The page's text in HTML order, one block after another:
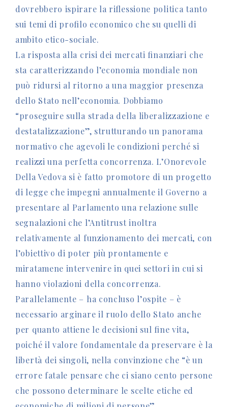
dovrebbero ispirare la riflessione politica tanto
sui temi di profilo economico che su quelli di
ambito etico-sociale.
La risposta alla crisi dei mercati finanziari che
sta caratterizzando l’economia mondiale non
può ridursi al ritorno a una maggior presenza
dello Stato nell’economia. Dobbiamo
“proseguire sulla strada della liberalizzazione e
destatalizzazione”, strutturando un panorama
normativo che agevoli le condizioni perché si
realizzi una perfetta concorrenza. L’Onorevole
Della Vedova si è fatto promotore di un progetto
di legge che impegni annualmente il Governo a
presentare al Parlamento una relazione sulle
segnalazioni che l’Antitrust inoltra
relativamente al funzionamento dei mercati, con
l’obiettivo di poter più prontamente e
miratamene intervenire in quei settori in cui si
hanno violazioni della concorrenza.
Parallelamente – ha concluso l’ospite – è
necessario arginare il ruolo dello Stato anche
per quanto attiene le decisioni sul fine vita,
poiché il valore fondamentale da preservare è la
libertà dei singoli, nella convinzione che “è un
errore fatale pensare che ci siano cento persone
che possono determinare le scelte etiche ed